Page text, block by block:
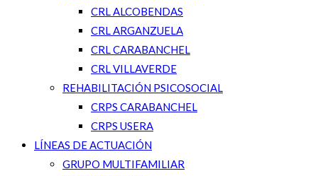
CRL ALCOBENDAS
CRL ARGANZUELA
CRL CARABANCHEL
CRL VILLAVERDE
REHABILITACIÓN PSICOSOCIAL
CRPS CARABANCHEL
CRPS USERA
LÍNEAS DE ACTUACIÓN
GRUPO MULTIFAMILIAR